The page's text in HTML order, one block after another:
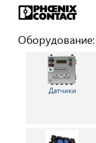
Оборудование:
Датчики